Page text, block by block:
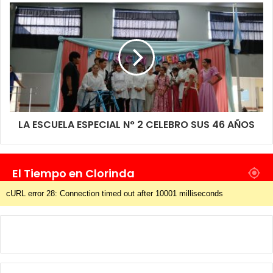
LA ESCUELA ESPECIAL N° 2 CELEBRO SUS 46 AÑOS
El Tiempo en Clorinda
cURL error 28: Connection timed out after 10001 milliseconds